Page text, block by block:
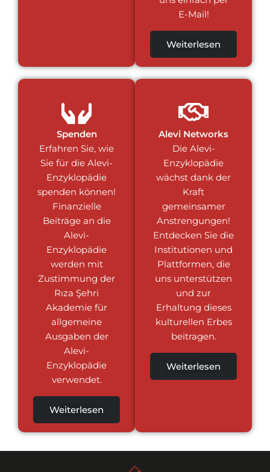
E-Mail!
Weiterlesen
Spenden
Erfahren Sie, wie
Sie für die Alevi-
Enzyklopädie
spenden können!
Finanzielle
Beiträge an die
Alevi-
Enzyklopädie
werden mit
Zustimmung der
Rıza Şehri
Akademie für
allgemeine
Ausgaben der
Alevi-
Enzyklopädie
verwendet.
Weiterlesen
Alevi Networks
Die Alevi-
Enzyklopädie
wächst dank der
Kraft
gemeinsamer
Anstrengungen!
Entdecken Sie die
Institutionen und
Plattformen, die
uns unterstützen
und zur
Erhaltung dieses
kulturellen Erbes
beitragen.
Weiterlesen